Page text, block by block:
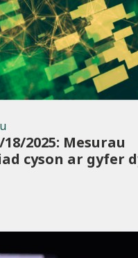
2025: Mesurau
cyson ar gyfer
dysgwyr,
2023